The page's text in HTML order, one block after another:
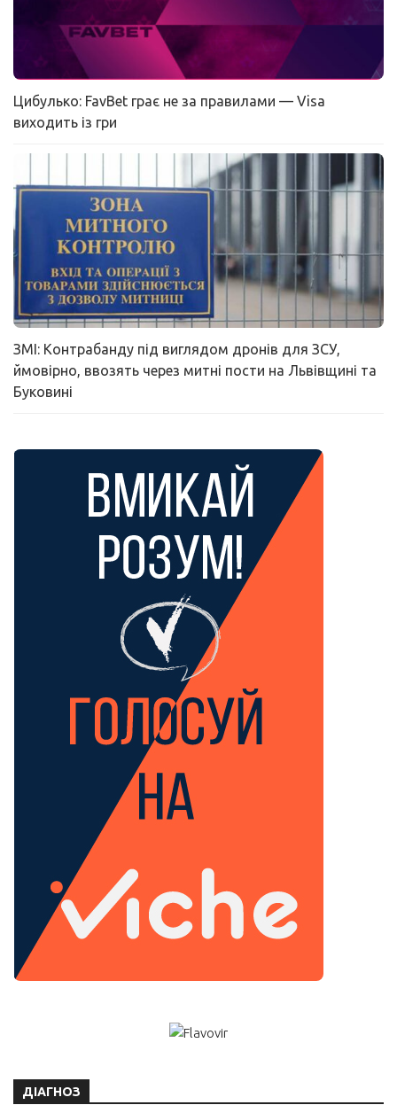
Цибулько: FavBet грає не за правилами — Visa
виходить із гри
ЗМІ: Контрабанду під виглядом дронів для ЗСУ,
ймовірно, ввозять через митні пости на Львівщині та
Буковині
ДІАГНОЗ